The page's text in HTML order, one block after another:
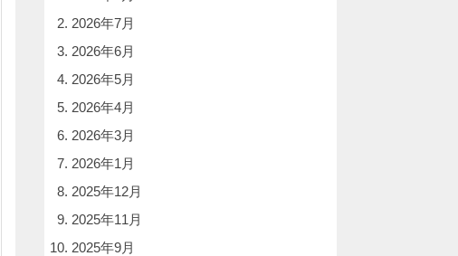
2026年7月
2026年6月
2026年5月
2026年4月
2026年3月
2026年1月
2025年12月
2025年11月
2025年9月